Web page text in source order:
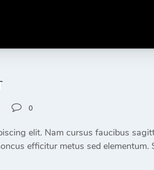
0
elit. Nam cursus faucibus
efficitur metus sed